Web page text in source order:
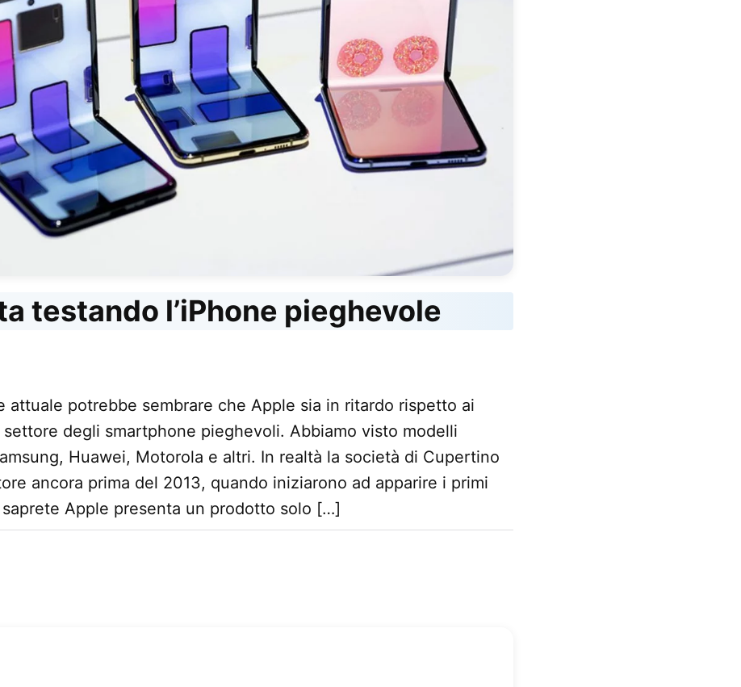
testando l’iPhone pieghevole
attuale potrebbe sembrare che Apple sia in ritardo rispetto ai
degli smartphone pieghevoli. Abbiamo visto modelli
Huawei, Motorola e altri. In realtà la società di Cupertino
ancora prima del 2013, quando iniziarono ad apparire i primi
Apple presenta un prodotto solo […]